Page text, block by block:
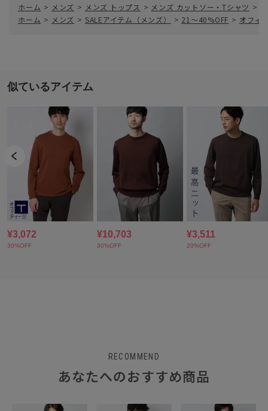
ホーム > メンズ > メンズ トップス > メンズ カットソー・Tシャツ >
ホーム > メンズ > SALEアイテム（メンズ） > 21～40%OFF > オフィ
RECOMMEND
あなたへのおすすめ商品